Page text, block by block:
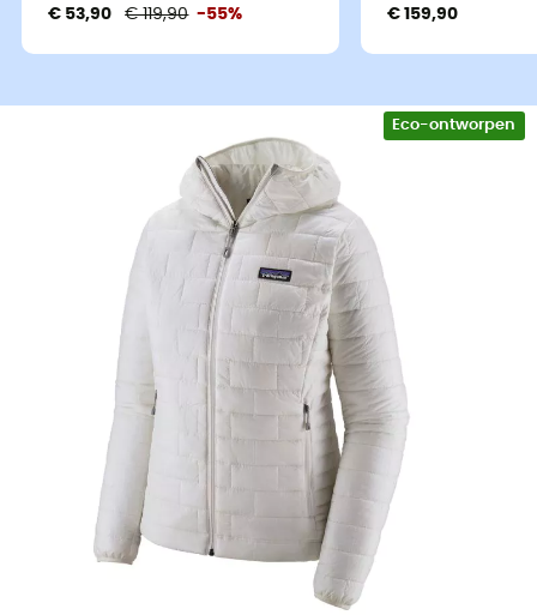
€ 53,90 € 119,90 -55% € 159,90
Eco-ontworpen
toerskitochten die eindigen met een hoofdlamp, is de
vrouwen Nano Puff™ Hoody van Patagonia de ideale
op de markt! Met zijn
presterende PrimaLoft® Gold vulling
van 60 g/m² (55%
gerecycled na consumptie), is de Nano Puff-jas
ultracomprimeerbaar, zeer licht en ongelooflijk warm.
Gemaakt van 100% gerecycled polyester ripstop
materiaal behandeld met een duurzame
waterafstotende afwerking (DWR), deze bekende
Patagonia® jas
is perfect bestand tegen wind en
Nano Puff® Hoody biedt eenvoorgevormde
zachte binnenstormflap
die zweet afvoert,
ritsbeschermer
die meer comfort biedt bij de kin
beschermende capuchon die gemakkelijk
onder een helm kan worden gedragen. We waarderen
ook het trekkoord aan de onderkant van het kledingstuk,
twee met rits afsluitbare handwarmtezakken
de handige
binnenborstzak
(met bevestiging voor
opbergzak voor de jas.
de Nano Puff® Hoody